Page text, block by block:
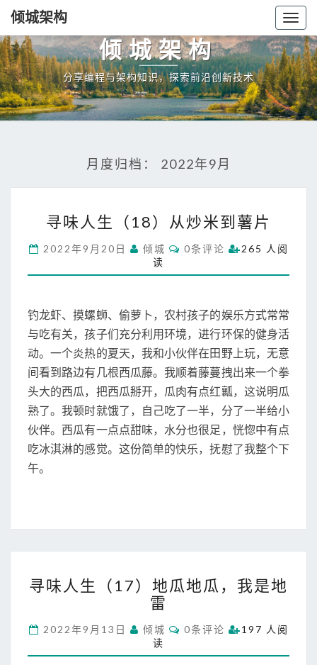
倾城架构
倾城架构
分享编程与架构知识，探索前沿创新技术
月度归档： 2022年9月
味
生
（
）
从
炒
米
到
薯
片
寻味人生（18）从炒米到薯片
2022年9月20日 倾城
C
O
M
T
S
0条评论
265 人阅
读
钓龙虾、摸螺蛳、偷萝卜，农村孩子的娱乐方式常常
与吃有关，孩子们充分利用环境，进行环保的健身活
动。一个炎热的夏天，我和小伙伴在田野上玩，无意
间看到路边有几根西瓜藤。我顺着藤蔓拽出来一个拳
头大的西瓜，把西瓜掰开，瓜肉有点红瓤，这说明瓜
熟了。我顿时就饿了，自己吃了一半，分了一半给小
伙伴。西瓜有一点点甜味，水分也很足，恍惚中有点
吃冰淇淋的感觉。这份简单的快乐，抚慰了我整个下
午。
味
人
（
1
寻味人生（17）地瓜地瓜，我是地
雷
2022年9月13日 倾城
C
O
M
0条评论
197 人阅
读